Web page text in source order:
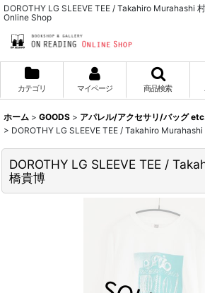
DOROTHY LG SLEEVE TEE / Takahiro Murahashi
Online Shop
カテゴリ マイページ 商品検索
ホーム > GOODS > アパレル/アクセサリ/バッグ
> DOROTHY LG SLEEVE TEE / Takahiro
DOROTHY LG SLEEVE TEE /
橋貴博